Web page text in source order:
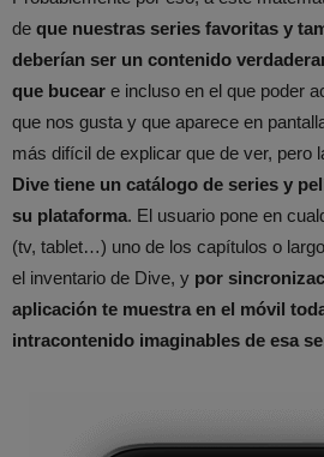
de que nuestras series favoritas y
deberían ser un contenido
que bucear e incluso en el que poder
que nos gusta y que aparece en
más difícil de explicar que de ver, pero
Dive tiene un catálogo de series y
su plataforma. El usuario pone en
(tv, tablet…) uno de los capítulos o
el inventario de Dive, y por
aplicación te muestra en el móvil
intracontenido imaginables de esa